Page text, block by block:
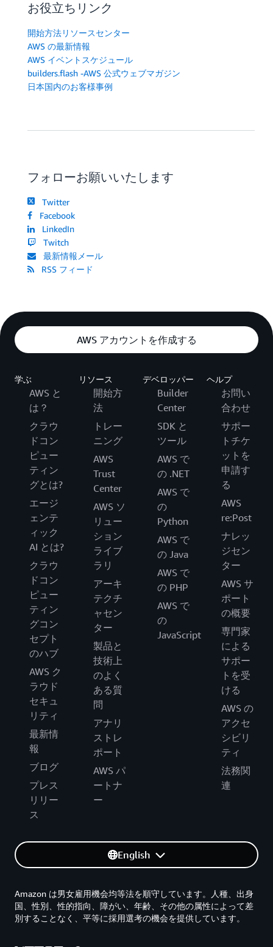
お役立ちリンク
開始方法リソースセンター
AWS の最新情報
AWS イベントスケジュール
builders.flash -AWS 公式ウェブマガジン
日本国内のお客様事例
フォローお願いいたします
Twitter
Facebook
LinkedIn
Twitch
最新情報メール
RSS フィード
AWS アカウントを作成する
学ぶ
AWS と
は？
クラウ
ドコン
ピュー
ティン
グとは?
エージ
ェンテ
ィック
AI とは?
クラウ
ドコン
ピュー
ティン
グコン
セプト
のハブ
AWS ク
ラウド
セキュ
リティ
最新情
報
ブログ
プレス
リリー
ス
リソース
開始方
法
トレー
ニング
AWS
Trust
Center
AWS ソ
リュー
ション
ライブ
ラリ
アーキ
テクチ
ャセン
ター
製品と
技術上
のよく
ある質
問
アナリ
ストレ
ポート
AWS パ
ートナ
ー
デベロッパー
Builder
Center
SDK と
ツール
AWS で
の .NET
AWS で
の
Python
AWS で
の Java
AWS で
の PHP
AWS で
の
JavaScript
ヘルプ
お問い
合わせ
サポー
トチケ
ットを
申請す
る
AWS
re:Post
ナレッ
ジセン
ター
AWS サ
ポート
の概要
専門家
による
サポー
トを受
ける
AWS の
アクセ
シビリ
ティ
法務関
連
English
Amazon は男女雇用機会均等法を順守しています。人種、出身
国、性別、性的指向、障がい、年齢、その他の属性によって差
別することなく、平等に採用選考の機会を提供しています。